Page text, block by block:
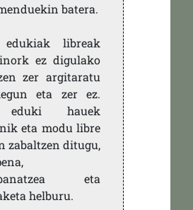
batera.
edukiak libreak
ez digulako
zer argitaratu
eta zer ez.
hauek
eta modu libre
zabaltzen ditugu,
eta
helburu.